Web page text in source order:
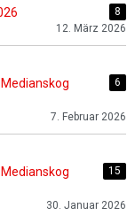
8
12. März 2026
6
7. Februar 2026
15
30. Januar 2026